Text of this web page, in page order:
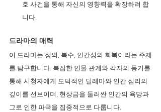
호 사건을 통해 자신의 영향력을 확장하려 합
니다.
드라마의 매력
이 드라마는 정의, 복수, 인간성의 회복이라는 주제
를 탐구합니다. 복잡한 인물 관계와 각자의 동기를
통해 시청자에게 도덕적인 딜레마와 인간 심리의
깊이를 선보이며, 현상금을 둘러싼 인간의 욕망과
그로 인한 파국을 집중적으로 다룹니다.